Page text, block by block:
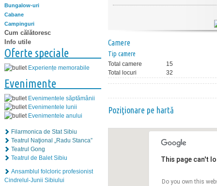
Bungalow-uri
Cabane
Campinguri
Cum călătoresc
Info utile
Oferte speciale
Experiențe memorabile
Evenimente
Evenimentele săptămânii
Evenimentele lunii
Evenimentele anului
Filarmonica de Stat Sibiu
Teatrul Naţional „Radu Stanca”
Teatrul Gong
Teatrul de Balet Sibiu
Ansamblul folcloric profesionist
Cindrelul-Junii Sibiului
Camere
Tip camere
Total camere
15
Total locuri
32
Poziţionare pe hartă
This page can't
Do you own this